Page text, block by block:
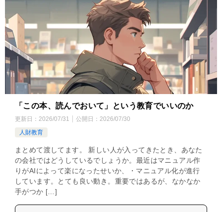
「この本、読んでおいて」という教育でいいのか
更新日： 2026/07/31 公開日： 2026/07/30
人財教育
まとめて渡してます。 新しい人が入ってきたとき、あなた
の会社ではどうしているでしょうか。最近はマニュアル作
りがAIによって楽になったせいか、・マニュアル化が進行
しています。とても良い動き。重要ではあるが、なかなか
手がつか […]